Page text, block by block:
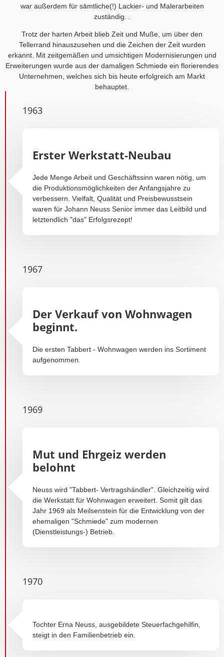
war außerdem für sämtliche(!) Lackier- und Malerarbeiten
zuständig. .
Trotz der harten Arbeit blieb Zeit und Muße, um über den
Tellerrand hinauszusehen und die Zeichen der Zeit wurden
erkannt. Mit zeitgemäßen und umsichtigen Modernisierungen und
Erweiterungen wurde aus der damaligen Schmiede ein florierendes
Unternehmen, welches sich bis heute erfolgreich am Markt
behauptet.
Erster Werkstatt-Neubau
Jede Menge Arbeit und Geschäftssinn waren nötig, um
die Produktionsmöglichkeiten der Anfangsjahre zu
verbessern. Vielfalt, Qualität und Preisbewusstsein
waren für Johann Neuss Senior immer das Leitbild und
letztendlich "das" Erfolgsrezept!
1963
Der Verkauf von Wohnwagen
beginnt.
Die ersten Tabbert - Wohnwagen werden ins Sortiment
aufgenommen.
1967
Mut und Ehrgeiz werden
belohnt
Neuss wird "Tabbert- Vertragshändler". Gleichzeitig wird
die Werkstatt für Wohnwagen erweitert. Somit gilt das
Jahr 1969 als Meilsenstein für die Entwicklung von der
ehemaligen "Schmiede" zum modernen
(Dienstleistungs-) Betrieb.
1969
Tochter Erna Neuss, ausgebildete Steuerfachgehilfin,
steigt in den Familienbetrieb ein.
1970